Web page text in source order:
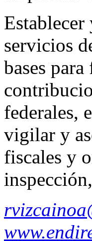
servicios
bases
federales,
vigilar y
fiscales y